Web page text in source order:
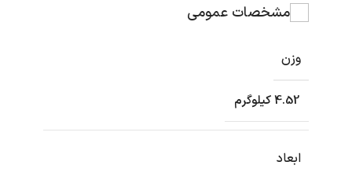
مشخصات عمومی
وزن
4.52 کیلوگرم
ابعاد